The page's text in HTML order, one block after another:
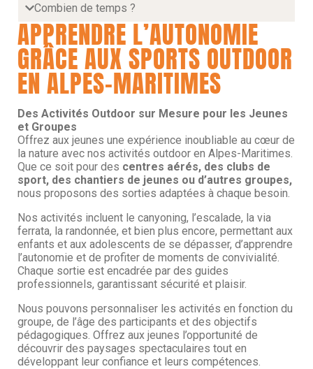
APPRENDRE L’AUTONOMIE
GRÂCE AUX SPORTS OUTDOOR
EN ALPES-MARITIMES
Des Activités Outdoor sur Mesure pour les Jeunes
et Groupes
Offrez aux jeunes une expérience inoubliable au cœur de
la nature avec nos activités outdoor en Alpes-Maritimes.
Que ce soit pour des centres aérés, des clubs de
sport, des chantiers de jeunes ou d’autres groupes,
nous proposons des sorties adaptées à chaque besoin.
Nos activités incluent le canyoning, l’escalade, la via
ferrata, la randonnée, et bien plus encore, permettant aux
enfants et aux adolescents de se dépasser, d’apprendre
l’autonomie et de profiter de moments de convivialité.
Chaque sortie est encadrée par des guides
professionnels, garantissant sécurité et plaisir.
Nous pouvons personnaliser les activités en fonction du
groupe, de l’âge des participants et des objectifs
pédagogiques. Offrez aux jeunes l’opportunité de
découvrir des paysages spectaculaires tout en
développant leur confiance et leurs compétences.
Combien de temps ?